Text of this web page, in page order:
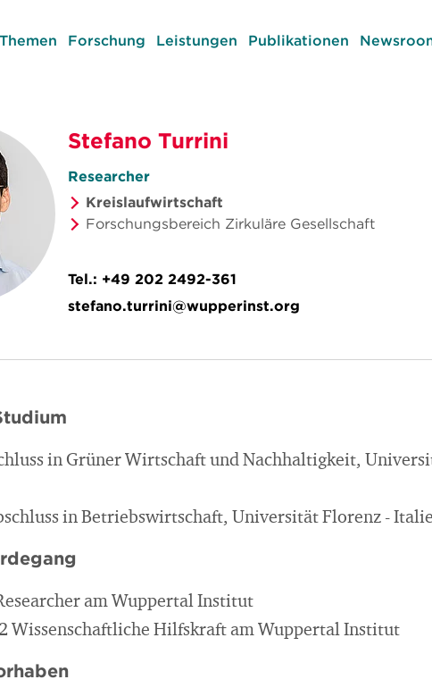
Themen Forschung Leistungen Publikationen
Stefano Turrini
Researcher
Kreislaufwirtschaft
Forschungsbereich Zirkuläre Gesellschaft
Tel.: +49 202 2492-361
stefano.turrini@wupperinst.org
in Grüner Wirtschaft und Nachhaltigkeit,
in Betriebswirtschaft, Universität Florenz -
am Wuppertal Institut
Wissenschaftliche Hilfskraft am Wuppertal Institut